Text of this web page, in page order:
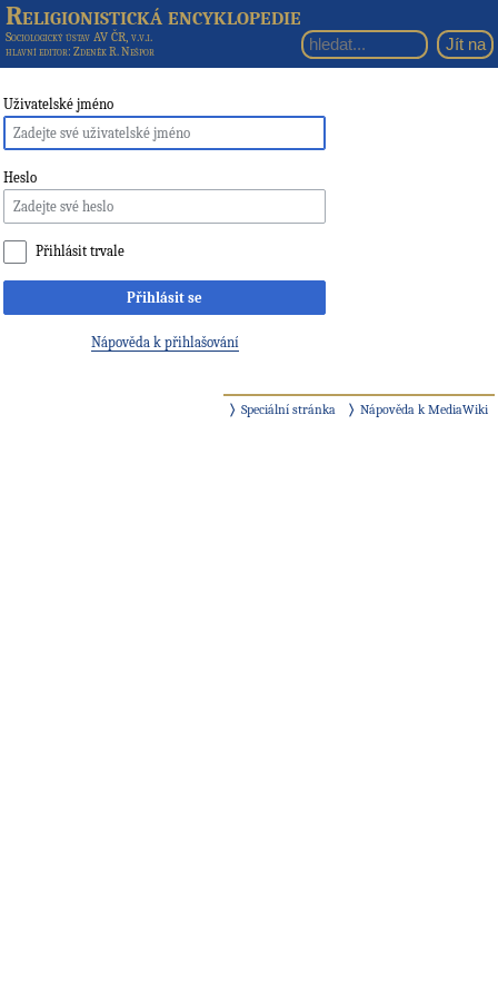
Religionistická encyklopedie
Sociologický ústav AV ČR, v.v.i.
hlavní editor: Zdeněk R. Nešpor
Uživatelské jméno
Heslo
Přihlásit trvale
Přihlásit se
Nápověda k přihlašování
Speciální stránka Nápověda k MediaWiki